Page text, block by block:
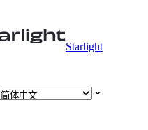
Starlight